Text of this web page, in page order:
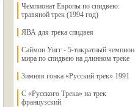
Чемпионат Европы по спидвею:
травяной трек (1994 год)
ЯВА для трека спидвея
Саймон Уигг - 5-тикратный чемпион
мира по спидвею на длинном треке
Зимняя гонка «Русский трек» 1991
С «Русского Трека» на трек
французский